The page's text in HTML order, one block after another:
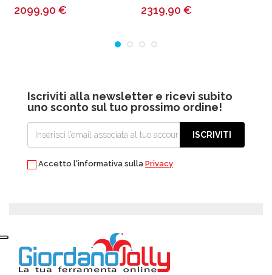
2099,90 € 2319,90 €
Iscriviti alla newsletter e ricevi subito
uno sconto sul tuo prossimo ordine!
ISCRIVITI
Accetto l'informativa sulla Privacy